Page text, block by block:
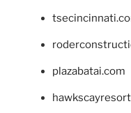
plazabatai.com